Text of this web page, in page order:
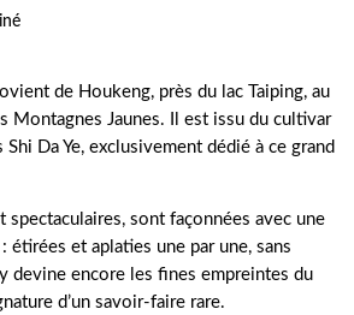
de Houkeng, près du lac Taiping, au
Montagnes Jaunes. Il est issu du cultivar
Shi Da Ye, exclusivement dédié à ce grand
spectaculaires, sont façonnées avec une
étirées et aplaties une par une, sans
devine encore les fines empreintes du
d’un savoir-faire rare.